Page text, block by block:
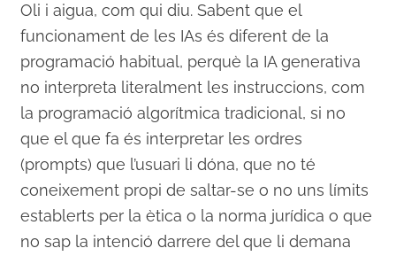
Oli i aigua, com qui diu. Sabent que el
funcionament de les IAs és diferent de la
programació habitual, perquè la IA generativa
no interpreta literalment les instruccions, com
la programació algorítmica tradicional, si no
que el que fa és interpretar les ordres
(prompts) que l’usuari li dóna, que no té
coneixement propi de saltar-se o no uns límits
establerts per la ètica o la norma jurídica o que
no sap la intenció darrere del que li demana